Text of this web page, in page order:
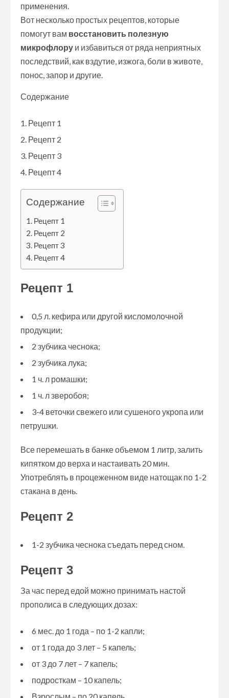
применения.
Вот несколько простых рецептов, которые
помогут вам восстановить полезную
микрофлору и избавиться от ряда неприятных
последствий, как вздутие, изжога, боли в животе,
понос, запор и другие.
Содержание
Рецепт 1
Рецепт 2
Рецепт 3
Рецепт 4
Содержание
Рецепт 1
Рецепт 2
Рецепт 3
Рецепт 4
Рецепт 1
0,5 л. кефира или другой кисломолочной
продукции;
2 зубчика чеснока;
2 зубчика лука;
1 ч. л ромашки;
1 ч. л зверобоя;
3-4 веточки свежего или сушеного укропа или
петрушки.
Все перемешать в банке объемом 1 литр, залить
кипятком до верха и настаивать 20 мин.
Употреблять в процеженном виде натощак по 1-2
стакана в день.
Рецепт 2
1-2 зубчика чеснока съедать перед сном.
Рецепт 3
За час перед едой можно принимать настой
прополиса в следующих дозах:
6 мес. до 1 года – по 1-2 капли;
от 1 года до 3 лет – 5 капель;
от 3 до 7 лет – 7 капель;
подросткам – 10 капель;
Взрослым – по 20 капель.